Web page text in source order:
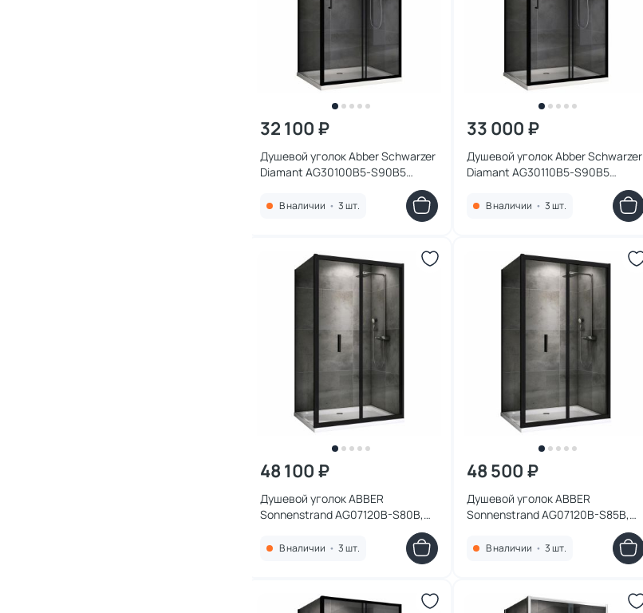
32 100 ₽
Душевой уголок Abber Schwarzer
Diamant AG30100B5-S90B5
стекло прозрачное
В наличии • 3 шт.
33 000 ₽
Душевой уголок Abber Schwarzer
Diamant AG30110B5-S90B5
стекло прозрачное
В наличии • 3 шт.
48 100 ₽
Душевой уголок ABBER
Sonnenstrand AG07120B-S80B,
стекло прозрачное
В наличии • 3 шт.
48 500 ₽
Душевой уголок ABBER
Sonnenstrand AG07120B-S85B,
стекло прозрачное
В наличии • 3 шт.